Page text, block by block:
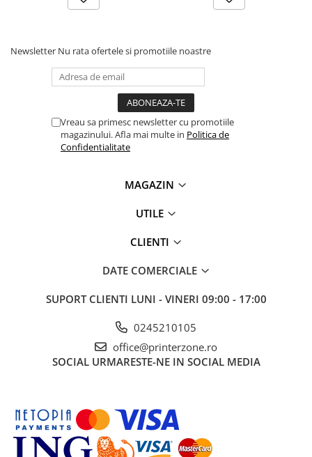
Sisteme Mesh WiFi
Conectori & mufe retea
Rack-uri & accesorii rack
Injectoare PoE
Servere, Storage & NAS
HDD enterprise
DAS (Direct Attached Storage)
Newsletter Nu rata ofertele si promotiile noastre
Vreau sa primesc newsletter cu promotiile
magazinului. Afla mai multe in Politica de
Confidentialitate
MAGAZIN
UTILE
CLIENTI
DATE COMERCIALE
SUPORT CLIENTI LUNI - VINERI 09:00 - 17:00
0245210105
office@printerzone.ro
SOCIAL URMARESTE-NE IN SOCIAL MEDIA